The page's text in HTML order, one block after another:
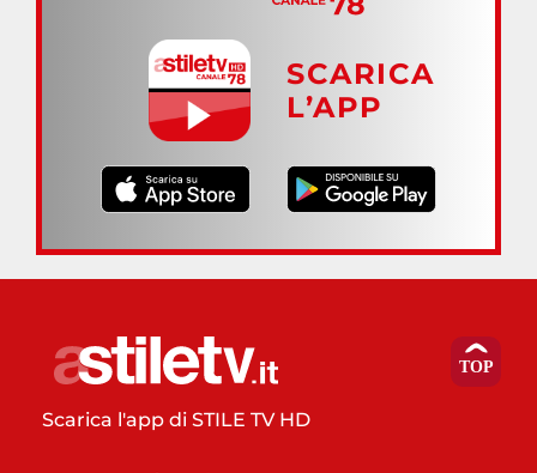
SCARICA
L’APP
Scarica l'app di STILE TV HD